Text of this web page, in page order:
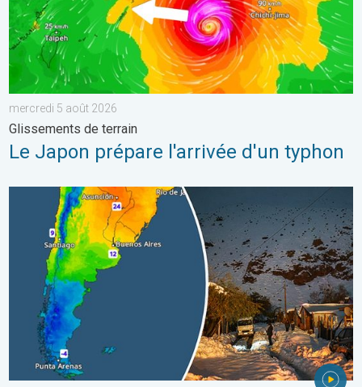
mercredi 5 août 2026
Glissements de terrain
Le Japon prépare l'arrivée d'un typhon
L'hiver bat son plein en Amérique latine. Neige dans les